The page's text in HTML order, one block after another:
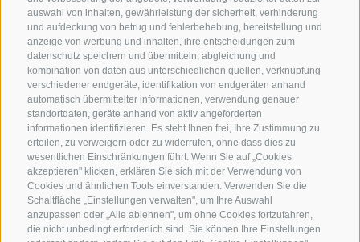
auswahl von inhalten, gewährleistung der sicherheit, verhinderung
und aufdeckung von betrug und fehlerbehebung, bereitstellung und
anzeige von werbung und inhalten, ihre entscheidungen zum
datenschutz speichern und übermitteln, abgleichung und
kombination von daten aus unterschiedlichen quellen, verknüpfung
verschiedener endgeräte, identifikation von endgeräten anhand
automatisch übermittelter informationen, verwendung genauer
standortdaten, geräte anhand von aktiv angeforderten
informationen identifizieren. Es steht Ihnen frei, Ihre Zustimmung zu
erteilen, zu verweigern oder zu widerrufen, ohne dass dies zu
wesentlichen Einschränkungen führt. Wenn Sie auf „Cookies
akzeptieren" klicken, erklären Sie sich mit der Verwendung von
Cookies und ähnlichen Tools einverstanden. Verwenden Sie die
Schaltfläche „Einstellungen verwalten", um Ihre Auswahl
anzupassen oder „Alle ablehnen", um ohne Cookies fortzufahren,
die nicht unbedingt erforderlich sind. Sie können Ihre Einstellungen
+39 0472 765 325
info@sterzing.com
NEWSLETTER
Bleib am Laufenden